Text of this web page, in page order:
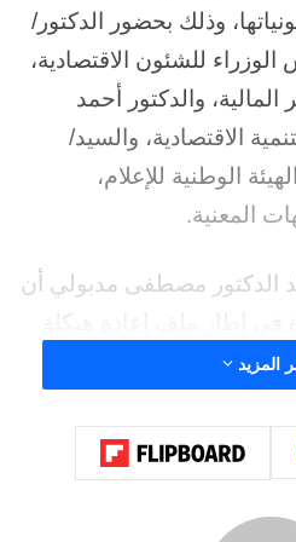
وذلك بحضور الدكتور/
للشئون الاقتصادية،
والدكتور أحمد
الاقتصادية، والسيد/
الوطنية للإعلام،
المعنية.
الدكتور مصطفى مدبولي أن
وهناك عدد من الهيئات تم
للإعلام، في ظل إدراك
لافتاً إلى أنه سبق أن اجتمع
أكثر من مرة، وكذا
المزيد